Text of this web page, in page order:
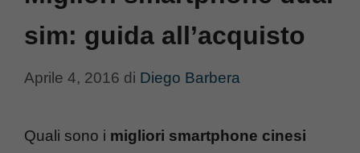
sim: guida all’acquisto
Aprile 4, 2016 di Diego Barbera
Quali sono i migliori smartphone cinesi